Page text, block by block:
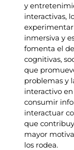
y
interactivas,
inmersiva y
fomenta el
cognitivas,
que
problemas y
interactivo
consumir
interactuar
que
mayor
los rodea.